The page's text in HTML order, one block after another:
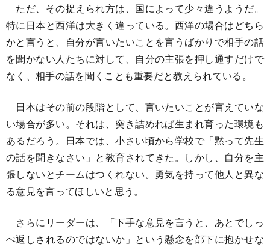
ただ、その捉えられ方は、国によって少々違うようだ。
特に日本と西洋は大きく違っている。西洋の場合はどちら
かと言うと、自分が言いたいことを言うばかりで相手の話
を聞かない人たちに対して、自分の主張を押し通すだけで
なく、相手の話を聞くことも重要だと教えられている。
日本はその前の段階として、言いたいことが言えていな
い場合が多い。それは、突き詰めれば生まれ育った環境も
あるだろう。日本では、小さい頃から学校で「黙って先生
の話を聞きなさい」と教育されてきた。しかし、自分を主
張しないとチームはつくれない。勇気を持って他人と異な
る意見を言ってほしいと思う。
さらにリーダーは、「下手な意見を言うと、あとでしっ
ぺ返しされるのではないか」という懸念を部下に抱かせな